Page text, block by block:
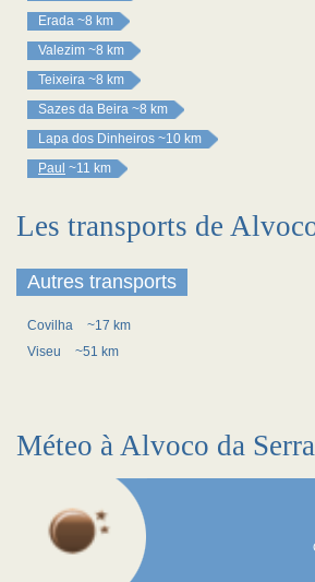
Erada ~8 km
Valezim ~8 km
Teixeira ~8 km
Sazes da Beira ~8 km
Lapa dos Dinheiros ~10 km
Paul ~11 km
Les transports de
Autres transports
Covilha
~17 km
Viseu
~51 km
Méteo à Alvoco da Serra